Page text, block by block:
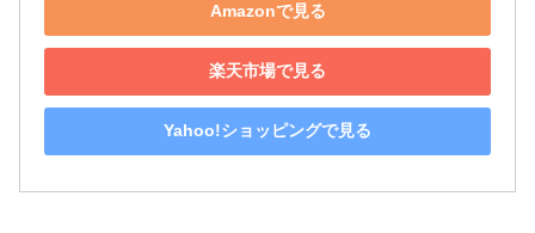
Amazonで見る
楽天市場で見る
Yahoo!ショッピングで見る